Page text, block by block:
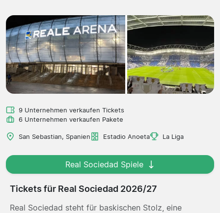
9 Unternehmen verkaufen Tickets
6 Unternehmen verkaufen Pakete
San Sebastian, Spanien Estadio Anoeta La Liga
Real Sociedad Spiele
Tickets für Real Sociedad 2026/27
Real Sociedad steht für baskischen Stolz, eine